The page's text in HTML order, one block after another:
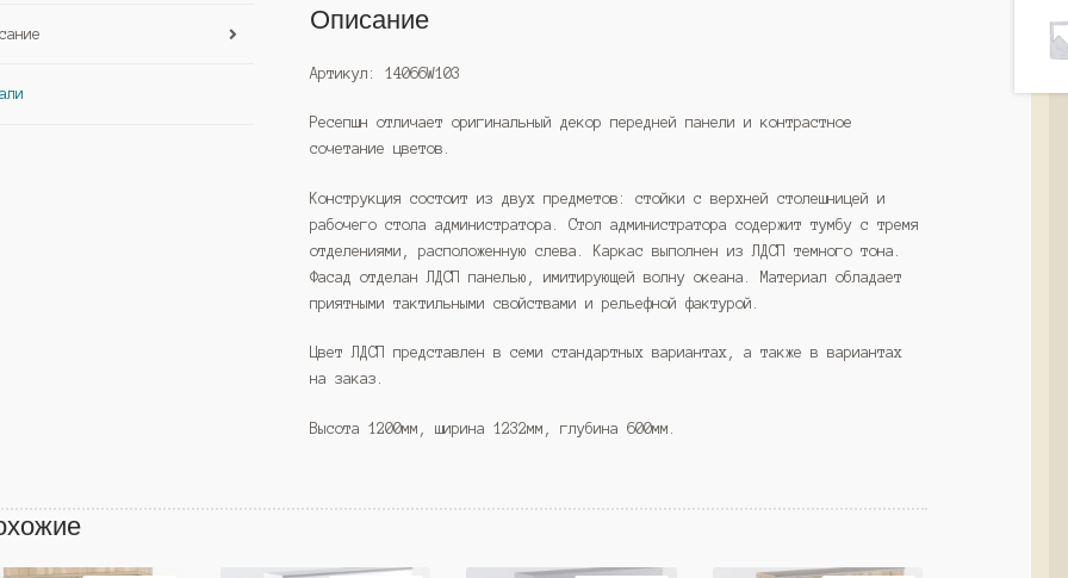
(Westcom)
Описание
Артикул: 14066W103
Ресепшн отличает оригинальный декор передней панели и контрастное
сочетание цветов.
Конструкция состоит из двух предметов: стойки с верхней столешницей и
рабочего стола администратора. Стол администратора содержит тумбу с тремя
отделениями, расположенную слева. Каркас выполнен из ЛДСП темного тона.
Фасад отделан ЛДСП панелью, имитирующей волну океана. Материал обладает
приятными тактильными свойствами и рельефной фактурой.
Цвет ЛДСП представлен в семи стандартных вариантах, а также в вариантах
на заказ.
Высота 1200мм, ширина 1232мм, глубина 600мм.